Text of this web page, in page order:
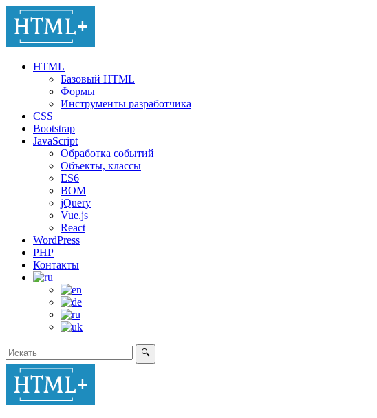
HTML
Базовый HTML
Формы
Инструменты разработчика
CSS
Bootstrap
JavaScript
Обработка событий
Объекты, классы
ES6
BOM
jQuery
Vue.js
React
WordPress
PHP
Контакты
🔍